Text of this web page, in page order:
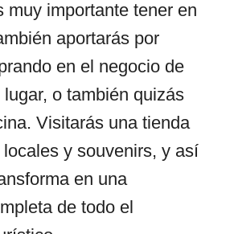
muy importante tener en
aportarás por
en el negocio de
o también quizás
Visitarás una tienda
y souvenirs, y así
en una
de todo el